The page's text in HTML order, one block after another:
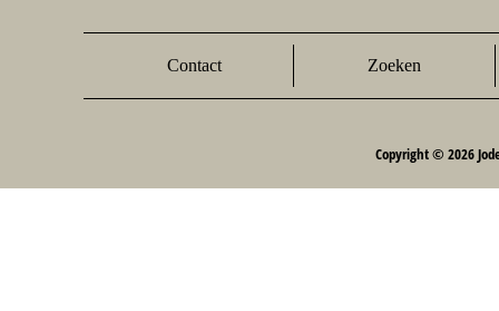
Contact Zoeken
Copyright © 2026